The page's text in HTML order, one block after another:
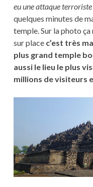
eu une attaque
quelques minutes de
temple. Sur la photo
sur placec’est très
plus grand temple
aussi le lieu le plus
millions de visiteurs